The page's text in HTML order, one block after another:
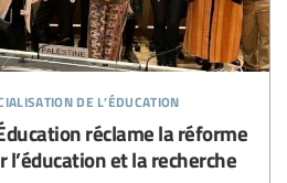
de l’éducation
réclame la réforme
l’éducation et la recherche